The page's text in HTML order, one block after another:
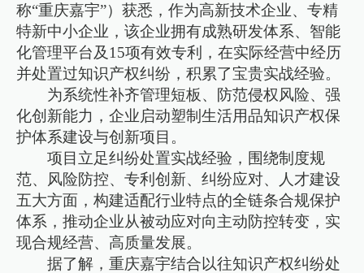
称“重庆嘉宇”）获悉，作为高新技术企业、专精
特新中小企业，该企业拥有成熟研发体系、智能
化管理平台及15项有效专利，在实际经营中经历
并处置过知识产权纠纷，积累了宝贵实战经验。
为系统性补齐管理短板、防范侵权风险、强
化创新能力，企业启动塑制生活用品知识产权保
护体系建设与创新项目。
项目立足纠纷处置实战经验，围绕制度规
范、风险防控、专利创新、纠纷应对、人才建设
五大方面，构建适配行业特点的全链条合规保护
体系，推动企业从被动应对向主动防控转变，实
现合规经营、高质量发展。
据了解，重庆嘉宇结合以往知识产权纠纷处